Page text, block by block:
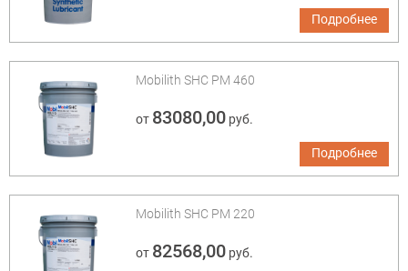
Подробнее
Mobilith SHC PM 460
от 83080,00руб.
Подробнее
Mobilith SHC PM 220
от 82568,00руб.